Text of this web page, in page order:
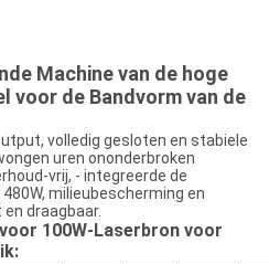
Machine van de hoge
voor de Bandvorm van de
volledig gesloten en stabiele
uren ononderbroken
vrij, - integreerde de
milieubescherming en
draagbaar.
100W-Laserbron voor